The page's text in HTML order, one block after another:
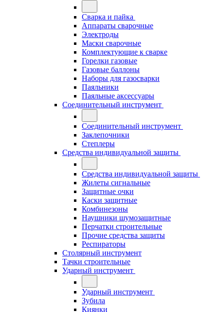
Сварка и пайка
Аппараты сварочные
Электроды
Маски сварочные
Комплектующие к сварке
Горелки газовые
Газовые баллоны
Наборы для газосварки
Паяльники
Паяльные аксессуары
Соединительный инструмент
Соединительный инструмент
Заклепочники
Степлеры
Средства индивидуальной защиты
Средства индивидуальной защиты
Жилеты сигнальные
Защитные очки
Каски защитные
Комбинезоны
Наушники шумозащитные
Перчатки строительные
Прочие средства защиты
Респираторы
Столярный инструмент
Тачки строительные
Ударный инструмент
Ударный инструмент
Зубила
Киянки